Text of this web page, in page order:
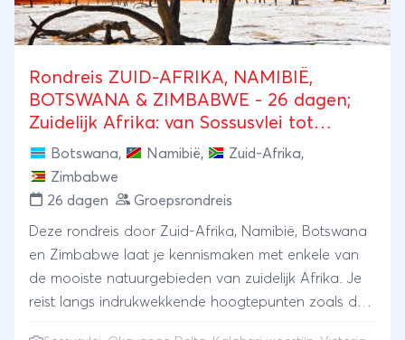
Rondreis ZUID-AFRIKA, NAMIBIË,
BOTSWANA & ZIMBABWE - 26 dagen;
Zuidelijk Afrika: van Sossusvlei tot
Victoriawatervallen
Botswana, Namibië, Zuid-Afrika,
Zimbabwe
26 dagen
Groepsrondreis
Deze rondreis door Zuid-Afrika, Namibië, Botswana
en Zimbabwe laat je kennismaken met enkele van
de mooiste natuurgebieden van zuidelijk Afrika. Je
reist langs indrukwekkende hoogtepunten zoals de